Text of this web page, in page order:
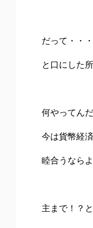
だって・・
と口にした
何やってん
今は貨幣経
睦合うなら
主まで！？